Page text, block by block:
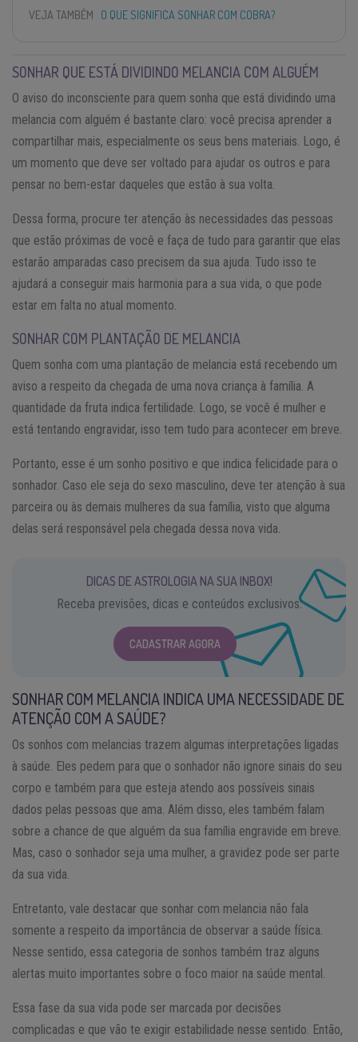
VEJA TAMBÉM O QUE SIGNIFICA SONHAR COM COBRA?
SONHAR QUE ESTÁ DIVIDINDO MELANCIA COM ALGUÉM
O aviso do inconsciente para quem sonha que está dividindo uma
melancia com alguém é bastante claro: você precisa aprender a
compartilhar mais, especialmente os seus bens materiais. Logo, é
um momento que deve ser voltado para ajudar os outros e para
pensar no bem-estar daqueles que estão à sua volta.
Dessa forma, procure ter atenção às necessidades das pessoas
que estão próximas de você e faça de tudo para garantir que elas
estarão amparadas caso precisem da sua ajuda. Tudo isso te
ajudará a conseguir mais harmonia para a sua vida, o que pode
estar em falta no atual momento.
SONHAR COM PLANTAÇÃO DE MELANCIA
Quem sonha com uma plantação de melancia está recebendo um
aviso a respeito da chegada de uma nova criança à família. A
quantidade da fruta indica fertilidade. Logo, se você é mulher e
está tentando engravidar, isso tem tudo para acontecer em breve.
Portanto, esse é um sonho positivo e que indica felicidade para o
sonhador. Caso ele seja do sexo masculino, deve ter atenção à sua
parceira ou às demais mulheres da sua família, visto que alguma
delas será responsável pela chegada dessa nova vida.
DICAS DE ASTROLOGIA NA SUA INBOX!
Receba previsões, dicas e conteúdos exclusivos.
CADASTRAR AGORA
SONHAR COM MELANCIA INDICA UMA NECESSIDADE DE
ATENÇÃO COM A SAÚDE?
Os sonhos com melancias trazem algumas interpretações ligadas
à saúde. Eles pedem para que o sonhador não ignore sinais do seu
corpo e também para que esteja atendo aos possíveis sinais
dados pelas pessoas que ama. Além disso, eles também falam
sobre a chance de que alguém da sua família engravide em breve.
Mas, caso o sonhador seja uma mulher, a gravidez pode ser parte
da sua vida.
Entretanto, vale destacar que sonhar com melancia não fala
somente a respeito da importância de observar a saúde física.
Nesse sentido, essa categoria de sonhos também traz alguns
alertas muito importantes sobre o foco maior na saúde mental.
Essa fase da sua vida pode ser marcada por decisões
complicadas e que vão te exigir estabilidade nesse sentido. Então,